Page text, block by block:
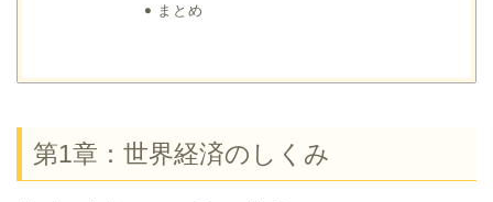
まとめ
第1章：世界経済のしくみ